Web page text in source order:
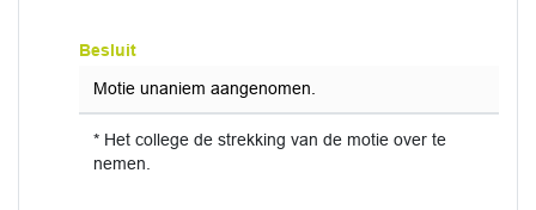
Besluit
Motie unaniem aangenomen.
* Het college de strekking van de motie over te
nemen.